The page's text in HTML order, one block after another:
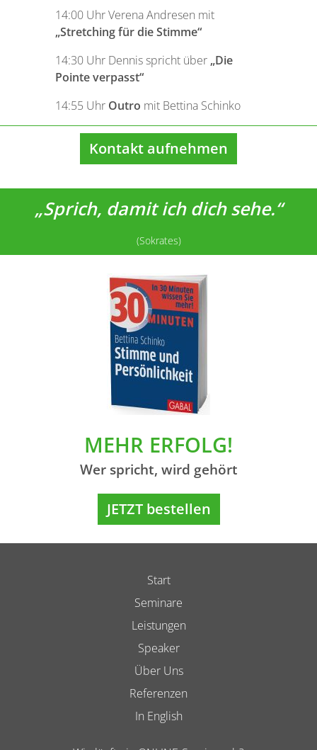
14:00 Uhr Verena Andresen mit
„Stretching für die Stimme“
14:30 Uhr Dennis spricht über„Die
Pointe verpasst“
14:55 Uhr Outro mit Bettina Schinko
Kontakt aufnehmen
„Sprich, damit ich dich sehe.“
(Sokrates)
MEHR ERFOLG!
Wer spricht, wird gehört
JETZT bestellen
Start
Seminare
Leistungen
Speaker
Über Uns
Referenzen
In English